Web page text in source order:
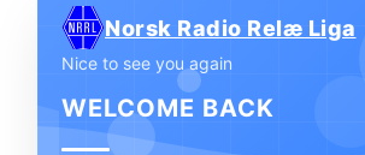
Norsk Radio Relæ Liga
Nice to see you again
WELCOME BACK